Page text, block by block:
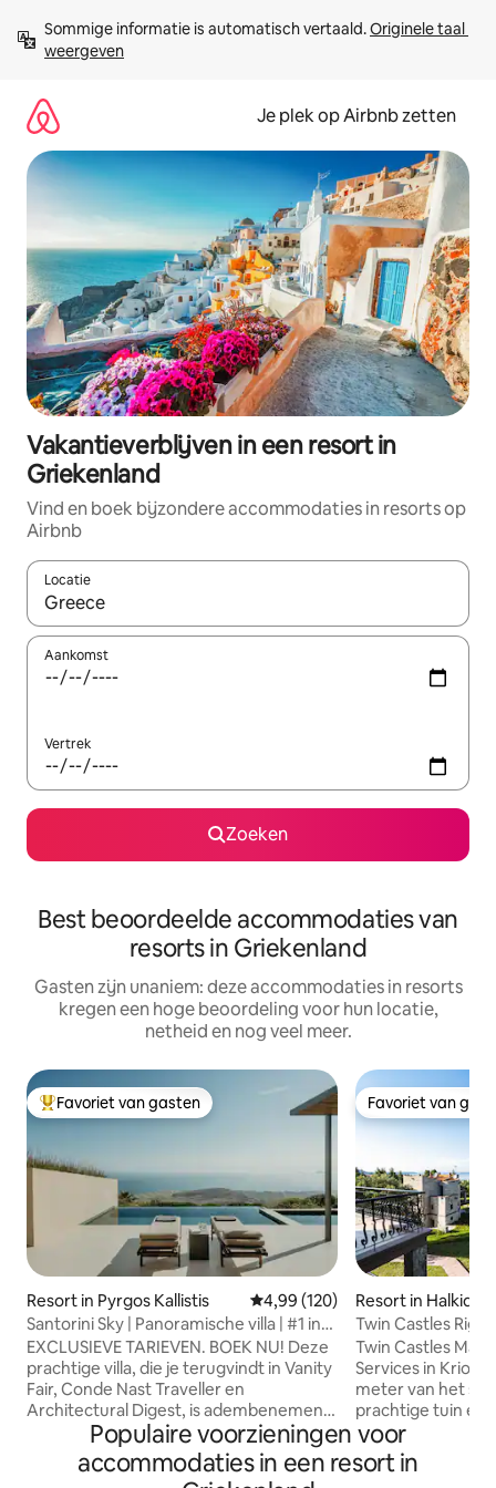
direct
naar
Sommige informatie is automatisch vertaald. Originele taal
weergeven
Je plek op Airbnb zetten
Vakantieverblijven in een resort in
Griekenland
Vind en boek bijzondere accommodaties in resorts op
Airbnb
Locatie
Wanneer er resultaten beschikbaar zijn, maak je een keuze
Aankomst
Vertrek
Zoeken
Best beoordeelde accommodaties van
resorts in Griekenland
Gasten zijn unaniem: deze accommodaties in resorts
kregen een hoge beoordeling voor hun locatie,
netheid en nog veel meer.
Topfavoriet van gasten
Favoriet van gasten
Resort in Pyrgos Kallistis Gemiddelde beoordeling van
4,99 (120)
Santorini Sky | Panoramische villa | #1 in
Santorini
EXCLUSIEVE TARIEVEN. BOEK NU! Deze
prachtige villa, die je terugvindt in Vanity
Fair, Conde Nast Traveller en
Architectural Digest, is adembenemend.
Met panoramische ramen in elke kamer,
een groot eigen terras met
overloopzwembad en een aparte
Favoriet van
Favoriet van
Resort in Halkidiki
Twin Castles
RentalsPro
Twin Castles
Services in
meter van het
prachtige tuin en
gasten. De
van
en gratis WiFi.
Populaire voorzieningen voor
accommodaties in een resort in